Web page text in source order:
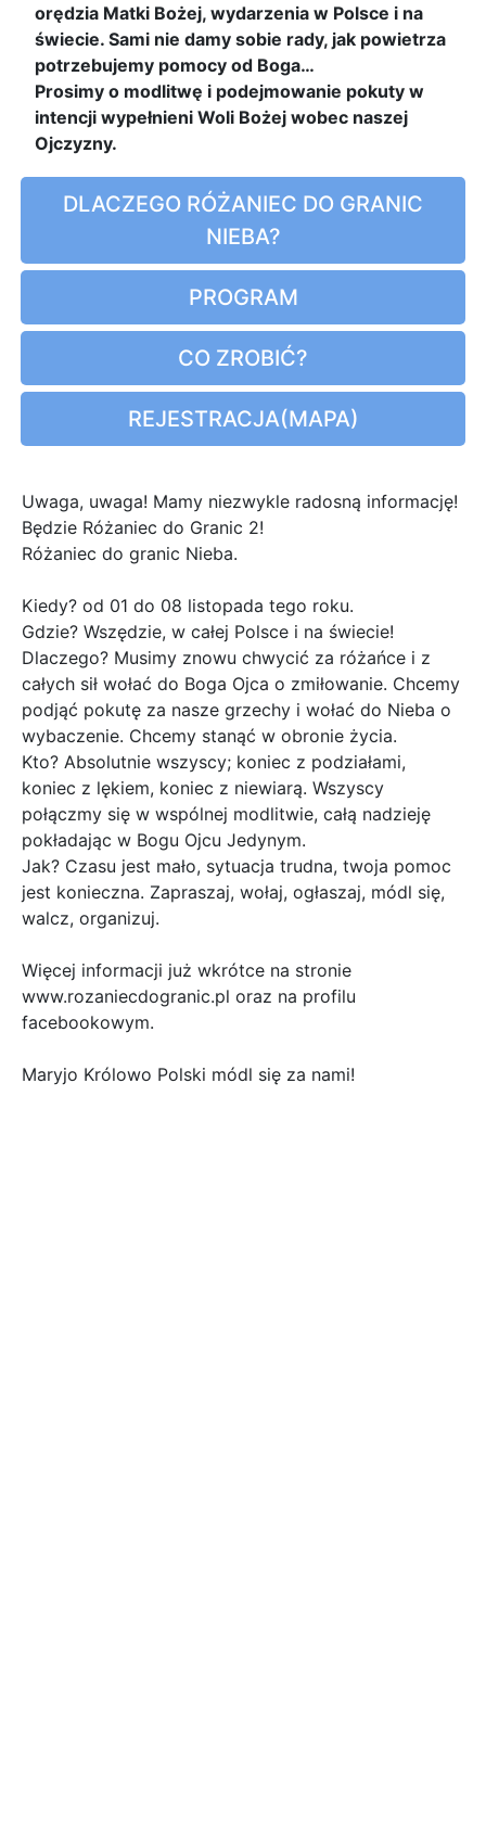
orędzia Matki Bożej, wydarzenia w Polsce i na
świecie. Sami nie damy sobie rady, jak powietrza
potrzebujemy pomocy od Boga…
Prosimy o modlitwę i podejmowanie pokuty w
intencji wypełnieni Woli Bożej wobec naszej
Ojczyzny.
DLACZEGO RÓŻANIEC DO GRANIC
NIEBA?
PROGRAM
CO ZROBIĆ?
REJESTRACJA(MAPA)
Uwaga, uwaga! Mamy niezwykle radosną informację!
Będzie Różaniec do Granic 2!
Różaniec do granic Nieba.
Kiedy? od 01 do 08 listopada tego roku.
Gdzie? Wszędzie, w całej Polsce i na świecie!
Dlaczego? Musimy znowu chwycić za różańce i z
całych sił wołać do Boga Ojca o zmiłowanie. Chcemy
podjąć pokutę za nasze grzechy i wołać do Nieba o
wybaczenie. Chcemy stanąć w obronie życia.
Kto? Absolutnie wszyscy; koniec z podziałami,
koniec z lękiem, koniec z niewiarą. Wszyscy
połączmy się w wspólnej modlitwie, całą nadzieję
pokładając w Bogu Ojcu Jedynym.
Jak? Czasu jest mało, sytuacja trudna, twoja pomoc
jest konieczna. Zapraszaj, wołaj, ogłaszaj, módl się,
walcz, organizuj.
Więcej informacji już wkrótce na stronie
www.rozaniecdogranic.pl oraz na profilu
facebookowym.
Maryjo Królowo Polski módl się za nami!